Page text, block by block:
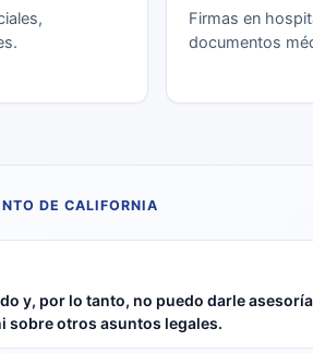
Firmas en
documentos
DE CALIFORNIA
y, por lo tanto, no puedo darle
sobre otros asuntos legales.